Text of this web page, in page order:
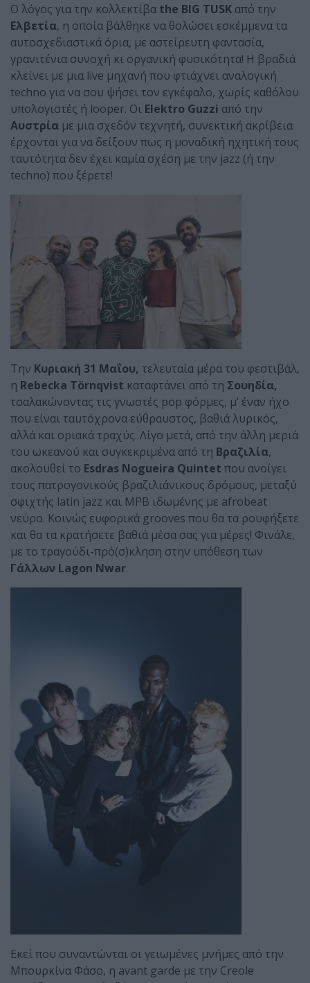
Ο λόγος για την κολλεκτίβα the BIG TUSK από την
Ελβετία, η οποία βάλθηκε να θολώσει εσκέμμενα τα
αυτοσχεδιαστικά όρια, με αστείρευτη φαντασία,
γρανιτένια συνοχή κι οργανική φυσικότητα! Η βραδιά
κλείνει με μια live μηχανή που φτιάχνει αναλογική
techno για να σου ψήσει τον εγκέφαλο, χωρίς καθόλου
υπολογιστές ή looper. Οι Elektro Guzzi από την
Αυστρία με μια σχεδόν τεχνητή, συνεκτική ακρίβεια
έρχονται για να δείξουν πως η μοναδική ηχητική τους
ταυτότητα δεν έχει καμία σχέση με την jazz (ή την
techno) που ξέρετε!
Την Κυριακή 31 Μαΐου, τελευταία μέρα του φεστιβάλ,
η Rebecka Törnqvist καταφτάνει από τη Σουηδία,
τσαλακώνοντας τις γνωστές pop φόρμες, μ’ έναν ήχο
που είναι ταυτόχρονα εύθραυστος, βαθιά λυρικός,
αλλά και οριακά τραχύς. Λίγο μετά, από την άλλη μεριά
του ωκεανού και συγκεκριμένα από τη Βραζιλία,
ακολουθεί το Esdras Nogueira Quintet που ανοίγει
τους πατρογονικούς βραζιλιάνικους δρόμους, μεταξύ
σφιχτής latin jazz και MPB ιδωμένης με afrobeat
νεύρο. Κοινώς ευφορικά grooves που θα τα ρουφήξετε
και θα τα κρατήσετε βαθιά μέσα σας για μέρες! Φινάλε,
με το τραγούδι-πρό(σ)κληση στην υπόθεση των
Γάλλων Lagon Nwar.
Εκεί που συναντώνται οι γειωμένες μνήμες από την
Μπουρκίνα Φάσο, η avant garde με την Creole